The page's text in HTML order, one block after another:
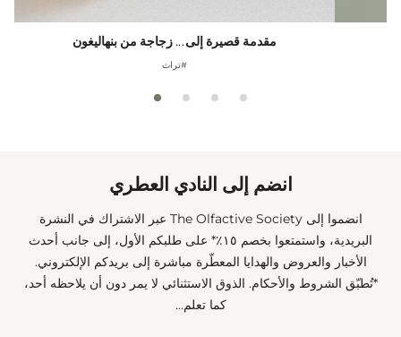
مقدمة قصيرة إلى... زجاجة من بنهاليغون
#تراث
انضم إلى النادي العطري
انضموا إلى The Olfactive Society عبر الاشتراك في النشرة
البريدية، واستمتعوا بخصم ١٥٪* على طلبكم الأول، إلى جانب أحدث
الأخبار والعروض والهدايا المعطّرة مباشرة إلى بريدكم الإلكتروني.
*تُطبّق الشروط والأحكام. الذوق الاستثنائي لا يمر دون أن يلاحظه أحد،
كما تعلم...